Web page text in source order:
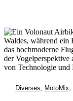
Diverses MotoMix